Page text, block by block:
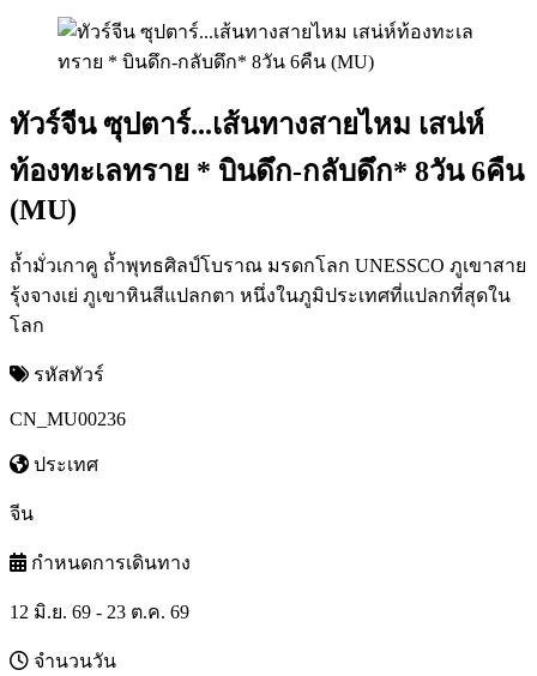
ทัวร์จีน ซุปตาร์...เส้นทางสายไหม เสน่ห์
ท้องทะเลทราย * บินดึก-กลับดึก* 8วัน 6คืน
(MU)
ถ้ำมั่วเกาคู ถ้ำพุทธศิลป์โบราณ มรดกโลก UNESSCO ภูเขาสาย
รุ้งจางเย่ ภูเขาหินสีแปลกตา หนึ่งในภูมิประเทศที่แปลกที่สุดใน
โลก
รหัสทัวร์
CN_MU00236
ประเทศ
จีน
กำหนดการเดินทาง
12 มิ.ย. 69 - 23 ต.ค. 69
จำนวนวัน